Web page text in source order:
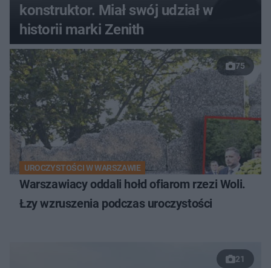
konstruktor. Miał swój udział w
historii marki Zenith
75
UROCZYSTOŚCI W WARSZAWIE
Warszawiacy oddali hołd ofiarom rzezi Woli.
Łzy wzruszenia podczas uroczystości
21